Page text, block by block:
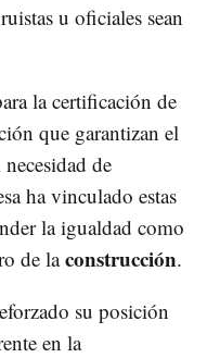
u oficiales sean
la certificación de
que garantizan el
de
ha vinculado estas
la igualdad como
de laconstrucción.
su posición
en la